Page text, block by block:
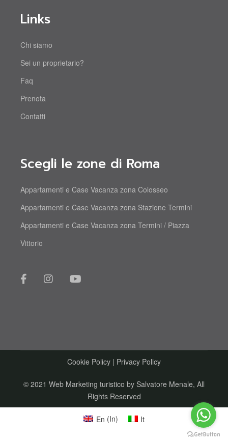
Links
Chi siamo
Sei un proprietario?
Faq
Prenota
Contatti
Scegli le zone di Roma
Appartamenti e Case Vacanza zona Colosseo
Appartamenti e Case Vacanza zona Stazione Termini
Appartamenti e Case Vacanza zona Termini / Piazza
Vittorio
Cookie Policy | Privacy Policy
© 2021 Web Marketing turistico by Salvatore Menale, All
Rights Reserved
En (In) It